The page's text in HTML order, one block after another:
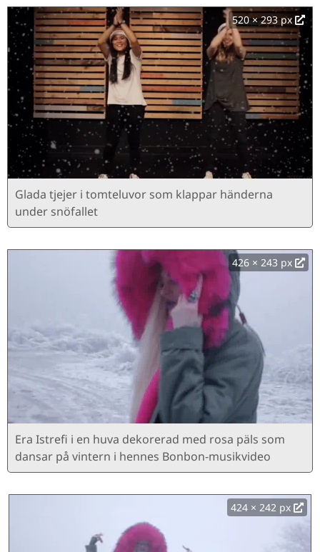
520 × 293 px
Glada tjejer i tomteluvor som klappar händerna
under snöfallet
426 × 243 px
Era Istrefi i en huva dekorerad med rosa päls som
dansar på vintern i hennes Bonbon-musikvideo
424 × 242 px